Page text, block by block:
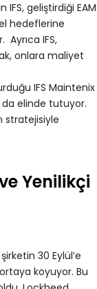
IFS, geliştirdiği EAM
hedeflerine
Ayrıca IFS,
onlara maliyet
IFS Maintenix
da elinde tutuyor.
stratejisiyle
Yenilikçi
30 Eylül’e
koyuyor. Bu